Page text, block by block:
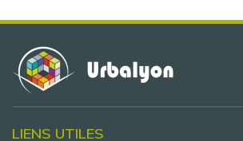
LIENS UTILES